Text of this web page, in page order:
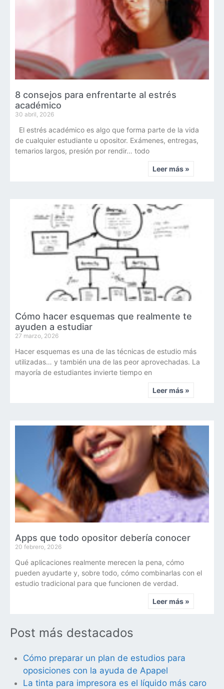
8 consejos para enfrentarte al estrés
académico
30 abril, 2026
El estrés académico es algo que forma parte de la vida
de cualquier estudiante u opositor. Exámenes, entregas,
temarios largos, presión por rendir… todo
Leer más »
Cómo hacer esquemas que realmente te
ayuden a estudiar
27 marzo, 2026
Hacer esquemas es una de las técnicas de estudio más
utilizadas… y también una de las peor aprovechadas. La
mayoría de estudiantes invierte tiempo en
Leer más »
Apps que todo opositor debería conocer
20 febrero, 2026
Qué aplicaciones realmente merecen la pena, cómo
pueden ayudarte y, sobre todo, cómo combinarlas con el
estudio tradicional para que funcionen de verdad.
Leer más »
Post más destacados
Cómo preparar un plan de estudios para
oposiciones con la ayuda de Apapel
La tinta para impresora es el líquido más caro